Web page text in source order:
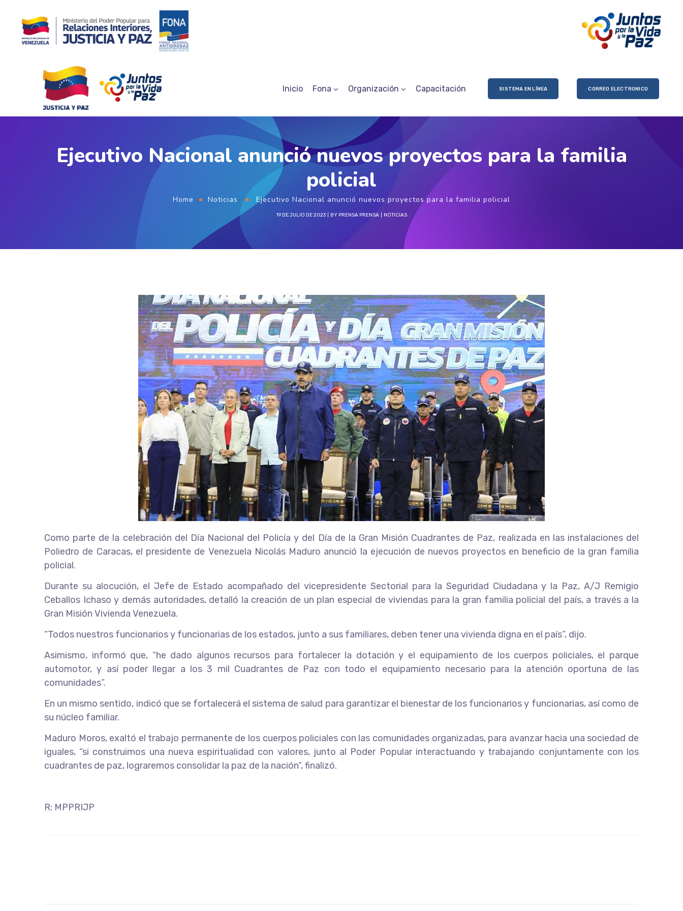
Inicio Fona Organización Capacitación SISTEMA EN LÍNEA CORREO ELECTRONICO
Ejecutivo Nacional anunció nuevos proyectos para la familia
policial
Home Noticias Ejecutivo Nacional anunció nuevos proyectos para la familia policial
19 DE JULIO DE 2023 BY PRENSA PRENSA NOTICIAS
Como parte de la celebración del Día Nacional del Policía y del Día de la Gran Misión Cuadrantes de Paz, realizada en las instalaciones del
Poliedro de Caracas, el presidente de Venezuela Nicolás Maduro anunció la ejecución de nuevos proyectos en beneficio de la gran familia
policial.
Durante su alocución, el Jefe de Estado acompañado del vicepresidente Sectorial para la Seguridad Ciudadana y la Paz, A/J Remigio
Ceballos Ichaso y demás autoridades, detalló la creación de un plan especial de viviendas para la gran familia policial del país, a través a la
Gran Misión Vivienda Venezuela.
“Todos nuestros funcionarios y funcionarias de los estados, junto a sus familiares, deben tener una vivienda digna en el país”, dijo.
Asimismo, informó que, “he dado algunos recursos para fortalecer la dotación y el equipamiento de los cuerpos policiales, el parque
automotor, y así poder llegar a los 3 mil Cuadrantes de Paz con todo el equipamiento necesario para la atención oportuna de las
comunidades”.
En un mismo sentido, indicó que se fortalecerá el sistema de salud para garantizar el bienestar de los funcionarios y funcionarias, así como de
su núcleo familiar.
Maduro Moros, exaltó el trabajo permanente de los cuerpos policiales con las comunidades organizadas, para avanzar hacia una sociedad de
iguales, “si construimos una nueva espiritualidad con valores, junto al Poder Popular interactuando y trabajando conjuntamente con los
cuadrantes de paz, lograremos consolidar la paz de la nación”, finalizó.
R: MPPRIJP